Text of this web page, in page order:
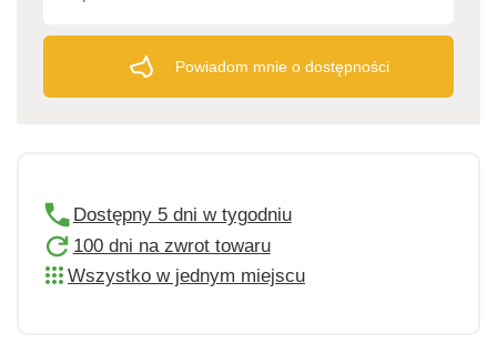
Powiadom mnie o dostępności
Dostępny 5 dni w tygodniu
100 dni na zwrot towaru
Wszystko w jednym miejscu